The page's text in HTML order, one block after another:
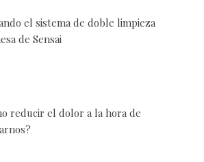
el sistema de doble limpieza
de Sensai
reducir el dolor a la hora de